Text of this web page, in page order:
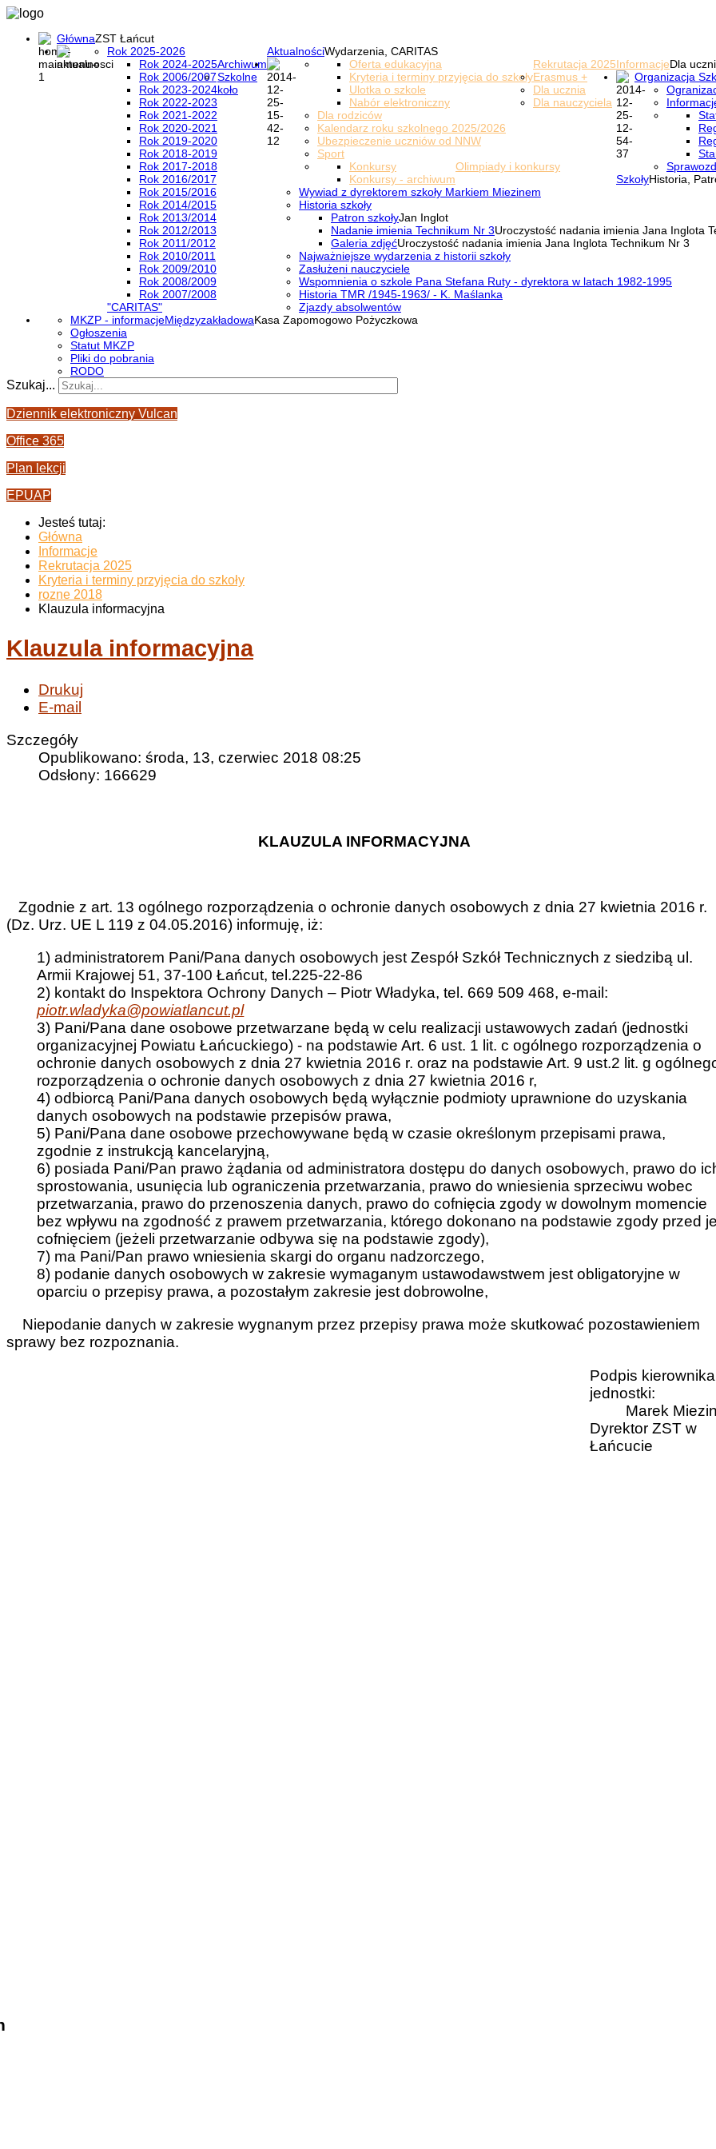
GłównaZST Łańcut
AktualnościWydarzenia, CARITAS
Rok 2025-2026
Archiwum
Rok 2024-2025
Rok 2006/2007
Rok 2023-2024
Rok 2022-2023
Rok 2021-2022
Rok 2020-2021
Rok 2019-2020
Rok 2018-2019
Rok 2017-2018
Rok 2016/2017
Rok 2015/2016
Rok 2014/2015
Rok 2013/2014
Rok 2012/2013
Rok 2011/2012
Rok 2010/2011
Rok 2009/2010
Rok 2008/2009
Rok 2007/2008
Szkolne
koło
"CARITAS"
InformacjeDla
Rekrutacja 2025
Oferta edukacyjna
Kryteria i terminy przyjęcia do szkoły
Ulotka o szkole
Nabór elektroniczny
Erasmus +
Dla ucznia
Dla nauczyciela
Dla rodziców
Kalendarz roku szkolnego 2025/2026
Ubezpieczenie uczniów od NNW
Sport
Olimpiady i konkursy
Konkursy
Konkursy - archiwum
Organizacja
SzkołyHistoria,
Wywiad z dyrektorem szkoły Markiem Miezinem
Historia szkoły
Patron szkołyJan Inglot
Nadanie imienia Technikum Nr 3Uroczystość nadania imienia Jana Inglota
Galeria zdjęćUroczystość nadania imienia Jana Inglota Technikum Nr 3
Najważniejsze wydarzenia z historii szkoły
Zasłużeni nauczyciele
Wspomnienia o szkole Pana Stefana Ruty - dyrektora w latach 1982-1995
Historia TMR /1945-1963/ - K. Maślanka
Zjazdy absolwentów
MiędzyzakładowaKasa Zapomogowo Pożyczkowa
MKZP - informacje
Ogłoszenia
Statut MKZP
Pliki do pobrania
RODO
Szukaj...
Dziennik elektroniczny Vulcan
Office 365
Plan lekcji
EPUAP
Jesteś tutaj:
Główna
Informacje
Rekrutacja 2025
Kryteria i terminy przyjęcia do szkoły
rozne 2018
Klauzula informacyjna
Klauzula informacyjna
Drukuj
E-mail
Szczegóły
Opublikowano: środa, 13, czerwiec 2018 08:25
Odsłony: 166629
KLAUZULA INFORMACYJNA
Zgodnie z art. 13 ogólnego rozporządzenia o ochronie danych osobowych z dnia 27 kwietnia 2016 r.
(Dz. Urz. UE L 119 z 04.05.2016) informuję, iż:
1) administratorem Pani/Pana danych osobowych jest Zespół Szkół Technicznych z siedzibą ul.
Armii Krajowej 51, 37-100 Łańcut, tel.225-22-86
2) kontakt do Inspektora Ochrony Danych – Piotr Władyka, tel. 669 509 468, e-mail:
piotr.wladyka@powiatlancut.pl
3) Pani/Pana dane osobowe przetwarzane będą w celu realizacji ustawowych zadań (jednostki
organizacyjnej Powiatu Łańcuckiego) - na podstawie Art. 6 ust. 1 lit. c ogólnego rozporządzenia o
ochronie danych osobowych z dnia 27 kwietnia 2016 r. oraz na podstawie Art. 9 ust.2 lit. g
rozporządzenia o ochronie danych osobowych z dnia 27 kwietnia 2016 r,
4) odbiorcą Pani/Pana danych osobowych będą wyłącznie podmioty uprawnione do uzyskania
danych osobowych na podstawie przepisów prawa,
5) Pani/Pana dane osobowe przechowywane będą w czasie określonym przepisami prawa,
zgodnie z instrukcją kancelaryjną,
6) posiada Pani/Pan prawo żądania od administratora dostępu do danych osobowych, prawo do
sprostowania, usunięcia lub ograniczenia przetwarzania, prawo do wniesienia sprzeciwu wobec
przetwarzania, prawo do przenoszenia danych, prawo do cofnięcia zgody w dowolnym momencie
bez wpływu na zgodność z prawem przetwarzania, którego dokonano na podstawie zgody przed
cofnięciem (jeżeli przetwarzanie odbywa się na podstawie zgody),
7) ma Pani/Pan prawo wniesienia skargi do organu nadzorczego,
8) podanie danych osobowych w zakresie wymaganym ustawodawstwem jest obligatoryjne w
oparciu o przepisy prawa, a pozostałym zakresie jest dobrowolne,
Niepodanie danych w zakresie wygnanym przez przepisy prawa może skutkować pozostawieniem
sprawy bez rozpoznania.
Podpis kierownika
jednostki:
Marek Miezin
Dyrektor ZST w
Łańcucie